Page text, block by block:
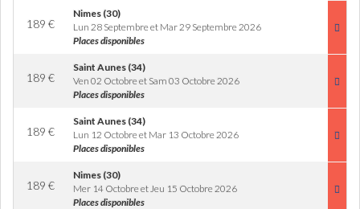
189 €
Nimes (30)
Lun 28 Septembre et Mar 29 Septembre 2026
Places disponibles
189 €
Saint Aunes (34)
Ven 02 Octobre et Sam 03 Octobre 2026
Places disponibles
189 €
Saint Aunes (34)
Lun 12 Octobre et Mar 13 Octobre 2026
Places disponibles
189 €
Nimes (30)
Mer 14 Octobre et Jeu 15 Octobre 2026
Places disponibles